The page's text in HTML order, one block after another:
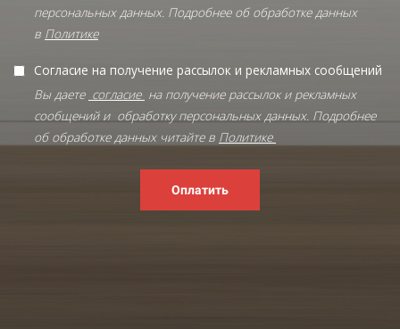
персональных данных. Подробнее об обработке данных
в Политике
Согласие на получение рассылок и рекламных сообщений
Вы даете согласие на получение рассылок и рекламных
сообщений и обработку персональных данных. Подробнее
об обработке данных читайте в Политике
Оплатить